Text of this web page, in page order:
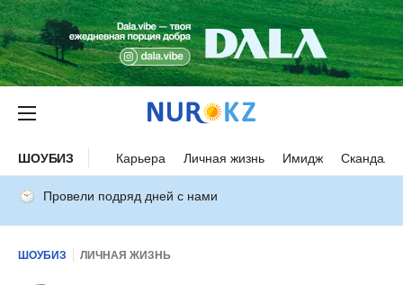
ШОУБИЗ Карьера Личная жизнь Имидж Скандалы
Провели подряд дней с нами
ШОУБИЗ ЛИЧНАЯ ЖИЗНЬ